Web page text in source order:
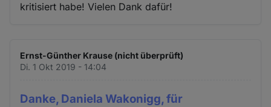
kritisiert habe! Vielen Dank dafür!
Ernst-Günther Krause (nicht überprüft)
Di. 1 Okt 2019 - 14:04
Danke, Daniela Wakonigg, für